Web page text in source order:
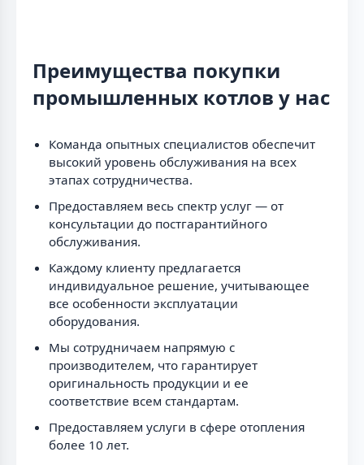
Преимущества покупки
промышленных котлов у нас
Команда опытных специалистов обеспечит
высокий уровень обслуживания на всех
этапах сотрудничества.
Предоставляем весь спектр услуг — от
консультации до постгарантийного
обслуживания.
Каждому клиенту предлагается
индивидуальное решение, учитывающее
все особенности эксплуатации
оборудования.
Мы сотрудничаем напрямую с
производителем, что гарантирует
оригинальность продукции и ее
соответствие всем стандартам.
Предоставляем услуги в сфере отопления
более 10 лет.